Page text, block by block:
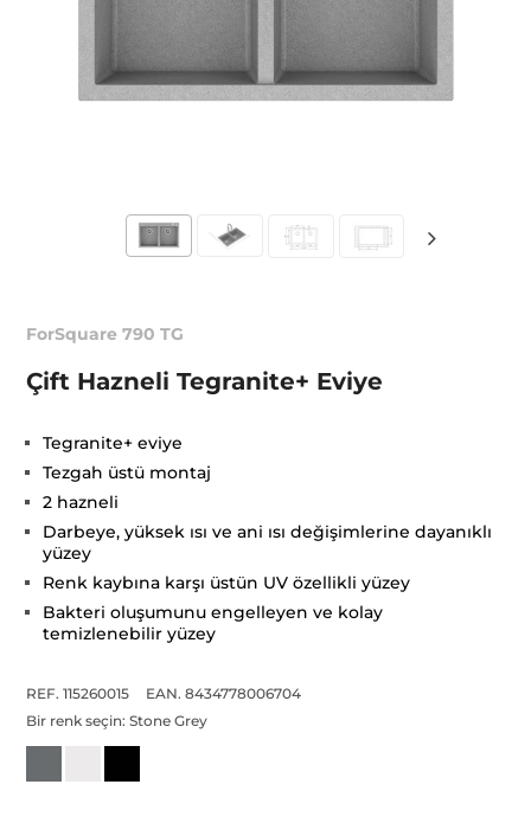
ForSquare 790 TG
Çift Hazneli Tegranite+ Eviye
Tegranite+ eviye
Tezgah üstü montaj
2 hazneli
Darbeye, yüksek ısı ve ani ısı değişimlerine dayanıklı
yüzey
Renk kaybına karşı üstün UV özellikli yüzey
Bakteri oluşumunu engelleyen ve kolay
temizlenebilir yüzey
REF. 115260015
EAN. 8434778006704
Bir renk seçin:Stone Grey